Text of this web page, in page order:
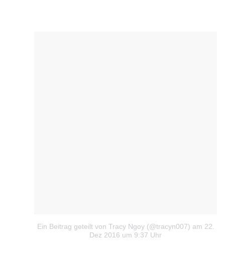
Ein Beitrag geteilt von Tracy Ngoy (@tracyn007) am 22.
Dez 2016 um 9:37 Uhr